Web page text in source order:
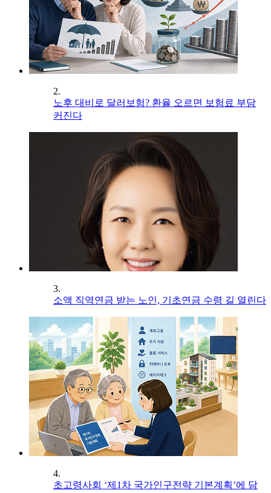
2.
노후 대비로 달러보험? 환율 오르면 보험료 부담
커진다
3.
소액 직역연금 받는 노인, 기초연금 수령 길 열린다
4.
초고령사회 ‘제1차 국가인구전략 기본계획’에 담